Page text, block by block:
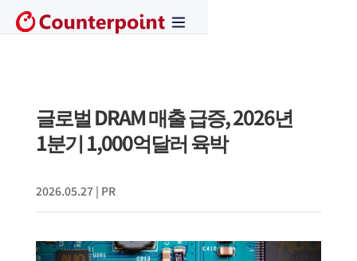
글로벌 DRAM 매출 급증, 2026년
1분기 1,000억달러 육박
2026.05.27| PR